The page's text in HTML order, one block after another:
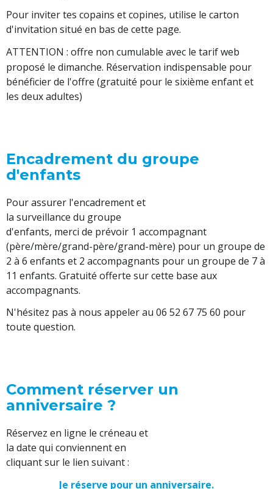
Pour inviter tes copains et copines, utilise le carton
d'invitation situé en bas de cette page.
ATTENTION : offre non cumulable avec le tarif web
proposé le dimanche. Réservation indispensable pour
bénéficier de l'offre (gratuité pour le sixième enfant et
les deux adultes)
Encadrement du groupe
d'enfants
Pour assurer l'encadrement et
la surveillance du groupe
d'enfants, merci de prévoir 1 accompagnant
(père/mère/grand-père/grand-mère) pour un groupe de
2 à 6 enfants et 2 accompagnants pour un groupe de 7 à
11 enfants. Gratuité offerte sur cette base aux
accompagnants.
N'hésitez pas à nous appeler au 06 52 67 75 60 pour
toute question.
Comment réserver un
anniversaire ?
Réservez en ligne le créneau et
la date qui conviennent en
cliquant sur le lien suivant :
Je réserve pour un anniversaire.